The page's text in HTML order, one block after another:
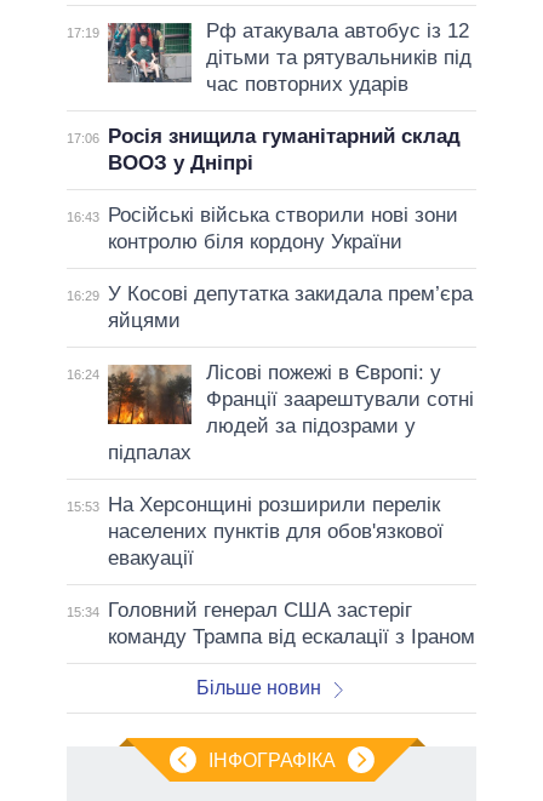
17:19
Рф атакувала автобус із 12
дітьми та рятувальників під
час повторних ударів
17:06
Росія знищила гуманітарний склад
ВООЗ у Дніпрі
16:43
Російські війська створили нові зони
контролю біля кордону України
16:29 У Косові депутатка закидала прем’єра
яйцями
16:24
Лісові пожежі в Європі: у
Франції заарештували сотні
людей за підозрами у
підпалах
15:53
На Херсонщині розширили перелік
населених пунктів для обов'язкової
евакуації
15:34
Головний генерал США застеріг
команду Трампа від ескалації з Іраном
Більше новин
ІНФОГРАФІКА